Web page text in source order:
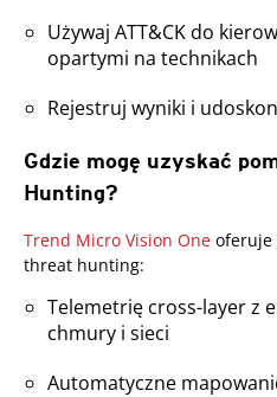
Używaj ATT&CK do
opartymi na technikach
Rejestruj wyniki i
Gdzie mogę uzyskać
Hunting?
Trend Micro Vision One
Products
oferuje
threat hunting:
Telemetrię cross-layer z
chmury i sieci
Automatyczne